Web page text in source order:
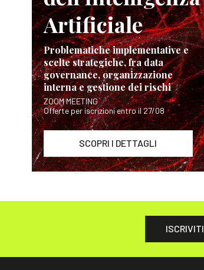
Artificiale
Problematiche implementative e
scelte strategiche, fra data
governance, organizzazione
interna e gestione dei rischi
ZOOM MEETING
Offerte per iscrizioni entro il 27/08
SCOPRI I DETTAGLI
ISCRIVITI